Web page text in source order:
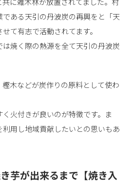
ある天引の丹波炭の再興をと「天
て有志で活動されてます。
焼く際の熱源を全て天引の丹波炭
木などが炭作りの原料として使わ
火付きが良いのが特徴です。ま
用し地域貢献したいとの思いもあ
芋が出来るまで【焼き入